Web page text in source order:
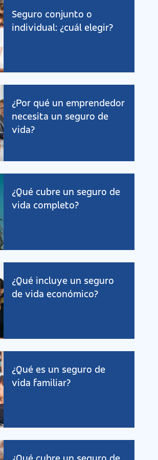
Seguro conjunto o
individual: ¿cuál elegir?
¿Por qué un emprendedor
necesita un seguro de
vida?
¿Qué cubre un seguro de
vida completo?
¿Qué incluye un seguro
de vida económico?
¿Qué es un seguro de
vida familiar?